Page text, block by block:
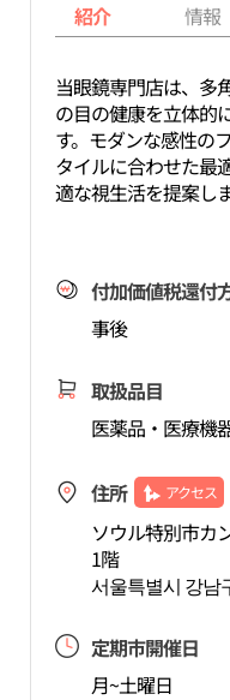
紹介 情報
当眼鏡専門店は、多
の目の健康を立体的
す。モダンな感性の
タイルに合わせた最
適な視生活を提案しま
付加価値税還付
事後
取扱品目
医薬品・医療機
住所 アクセス
ソウル特別市カ
1階
서울특별시 강남
定期市開催日
月~土曜日